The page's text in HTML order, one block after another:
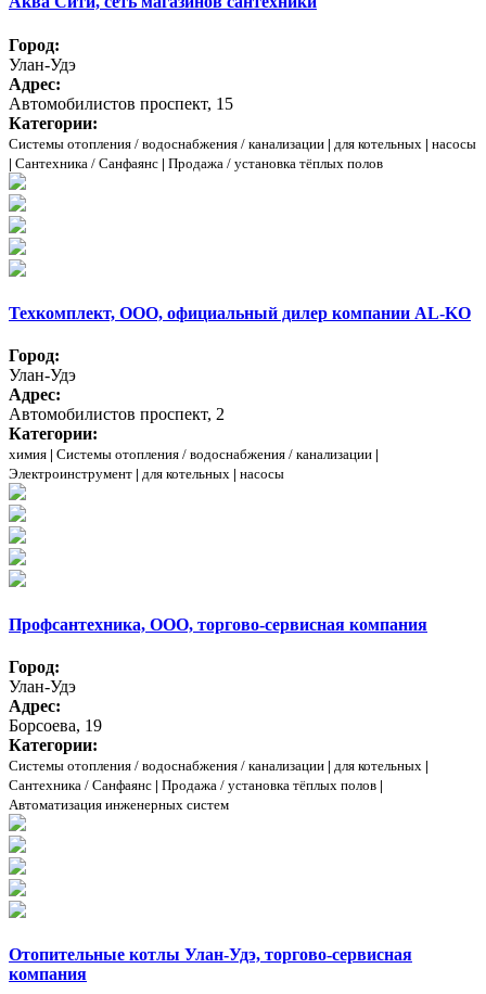
Город:
Улан-Удэ
Адрес:
Автомобилистов проспект, 15
Категории:
Системы отопления / водоснабжения / канализации | для котельных | насосы
| Сантехника / Санфаянс | Продажа / установка тёплых полов
Техкомплект, ООО, официальный дилер компании AL-KO
Город:
Улан-Удэ
Адрес:
Автомобилистов проспект, 2
Категории:
химия | Системы отопления / водоснабжения / канализации |
Электроинструмент | для котельных | насосы
Профсантехника, ООО, торгово-сервисная компания
Город:
Улан-Удэ
Адрес:
Борсоева, 19
Категории:
Системы отопления / водоснабжения / канализации | для котельных |
Сантехника / Санфаянс | Продажа / установка тёплых полов |
Автоматизация инженерных систем
Отопительные котлы Улан-Удэ, торгово-сервисная
компания